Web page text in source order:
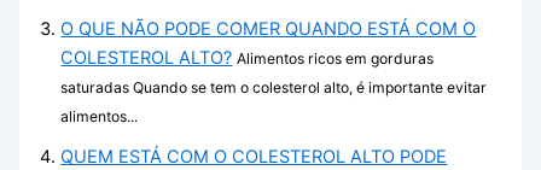
O QUE NÃO PODE COMER QUANDO ESTÁ COM O
COLESTEROL ALTO? Alimentos ricos em gorduras
saturadas Quando se tem o colesterol alto, é importante evitar
alimentos...
QUEM ESTÁ COM O COLESTEROL ALTO PODE